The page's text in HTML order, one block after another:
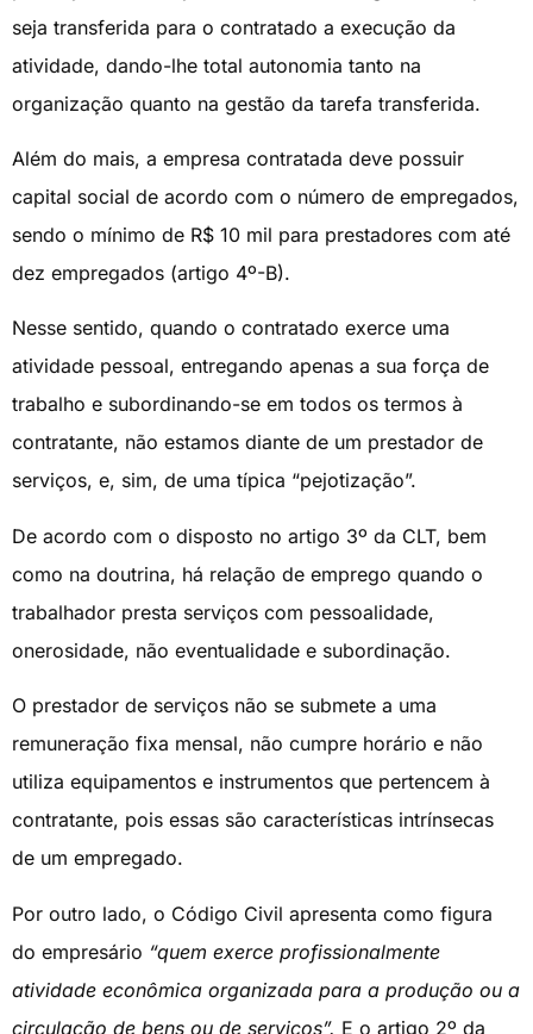
seja transferida para o contratado a execução da
atividade, dando-lhe total autonomia tanto na
organização quanto na gestão da tarefa transferida.
Além do mais, a empresa contratada deve possuir
capital social de acordo com o número de empregados,
sendo o mínimo de R$ 10 mil para prestadores com até
dez empregados (artigo 4º-B).
Nesse sentido, quando o contratado exerce uma
atividade pessoal, entregando apenas a sua força de
trabalho e subordinando-se em todos os termos à
contratante, não estamos diante de um prestador de
serviços, e, sim, de uma típica “pejotização”.
De acordo com o disposto no artigo 3º da CLT, bem
como na doutrina, há relação de emprego quando o
trabalhador presta serviços com pessoalidade,
onerosidade, não eventualidade e subordinação.
O prestador de serviços não se submete a uma
remuneração fixa mensal, não cumpre horário e não
utiliza equipamentos e instrumentos que pertencem à
contratante, pois essas são características intrínsecas
de um empregado.
Por outro lado, o Código Civil apresenta como figura
do empresário “quem exerce profissionalmente
atividade econômica organizada para a produção ou a
circulação de bens ou de serviços”. E o artigo 2º da